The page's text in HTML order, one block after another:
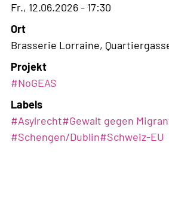
Fr., 12.06.2026 - 17:30
Ort
Brasserie Lorraine, Quartiergasse
Projekt
#NoGEAS
Labels
#Asylrecht#Gewalt gegen
#Schengen/Dublin#Schweiz-EU